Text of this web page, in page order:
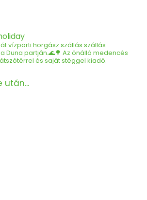
vízparti horgász szállás​ szállás
Duna partján.🌊🌳 Az önálló medencés
és saját stéggel kiadó.